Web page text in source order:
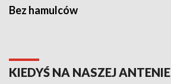
Bez hamulców
KIEDYŚ NA NASZEJ ANTENIE